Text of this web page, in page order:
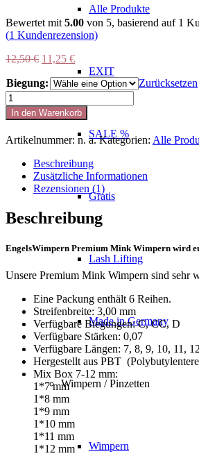
Alle Produkte
EXIT
SALE %
Gratis
Lash Lifting
Made in Germany
Wimpern / Pinzetten
Wimpern
Bewertet mit 5.00 von 5, basierend auf 1
(1 Kundenrezension)
12,50€ Ursprünglicher
war:
12,50 €
11,25 €Aktueller
Preis
ist:
11,25 €.
Biegung:
Zurücksetzen
LIGHT
BROWN
0,07
Mini
Mixbox
Menge
In den Warenkorb
Artikelnummer: n. a. Kategorien: Alle
Beschreibung
Zusätzliche Informationen
Rezensionen (1)
Beschreibung
EngelsWimpern Premium Mink Wimpern wird
Unsere Premium Mink Wimpern sind sehr
Eine Packung enthält 6 Reihen.
Streifenbreite: 3,00 mm
Verfügbare Biegungen: C, CC, D
Verfügbare Stärken: 0,07
Verfügbare Längen: 7, 8, 9, 10, 11, 12
Hergestellt aus PBT
Mix Box 7-12 mm:
1*7 mm
1*8 mm
1*9 mm
1*10 mm
1*11 mm
1*12 mm